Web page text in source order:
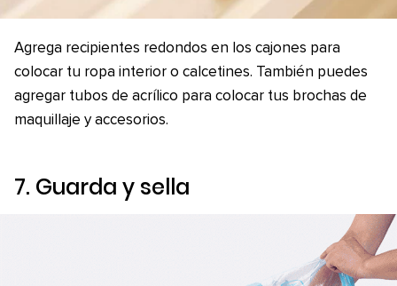
Agrega recipientes redondos en los cajones para
colocar tu ropa interior o calcetines. También puedes
agregar tubos de acrílico para colocar tus brochas de
maquillaje y accesorios.
7. Guarda y sella